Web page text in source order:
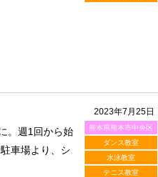
2023年7月25日
熊本県熊本市中央区
ダンス教室
水泳教室
テニス教室
。週1回から始
車場より、シ